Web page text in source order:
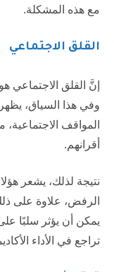
مع هذه المشكلة.
القلق الاجتماعي
إنَّ القلق الاجتماعي
وفي هذا السياق،
المواقف
أقرانهم.
نتيجة لذلك، يشعر
الرفض، علاوة على
يمكن أن يؤثر سلبًا
تراجع في الأداء